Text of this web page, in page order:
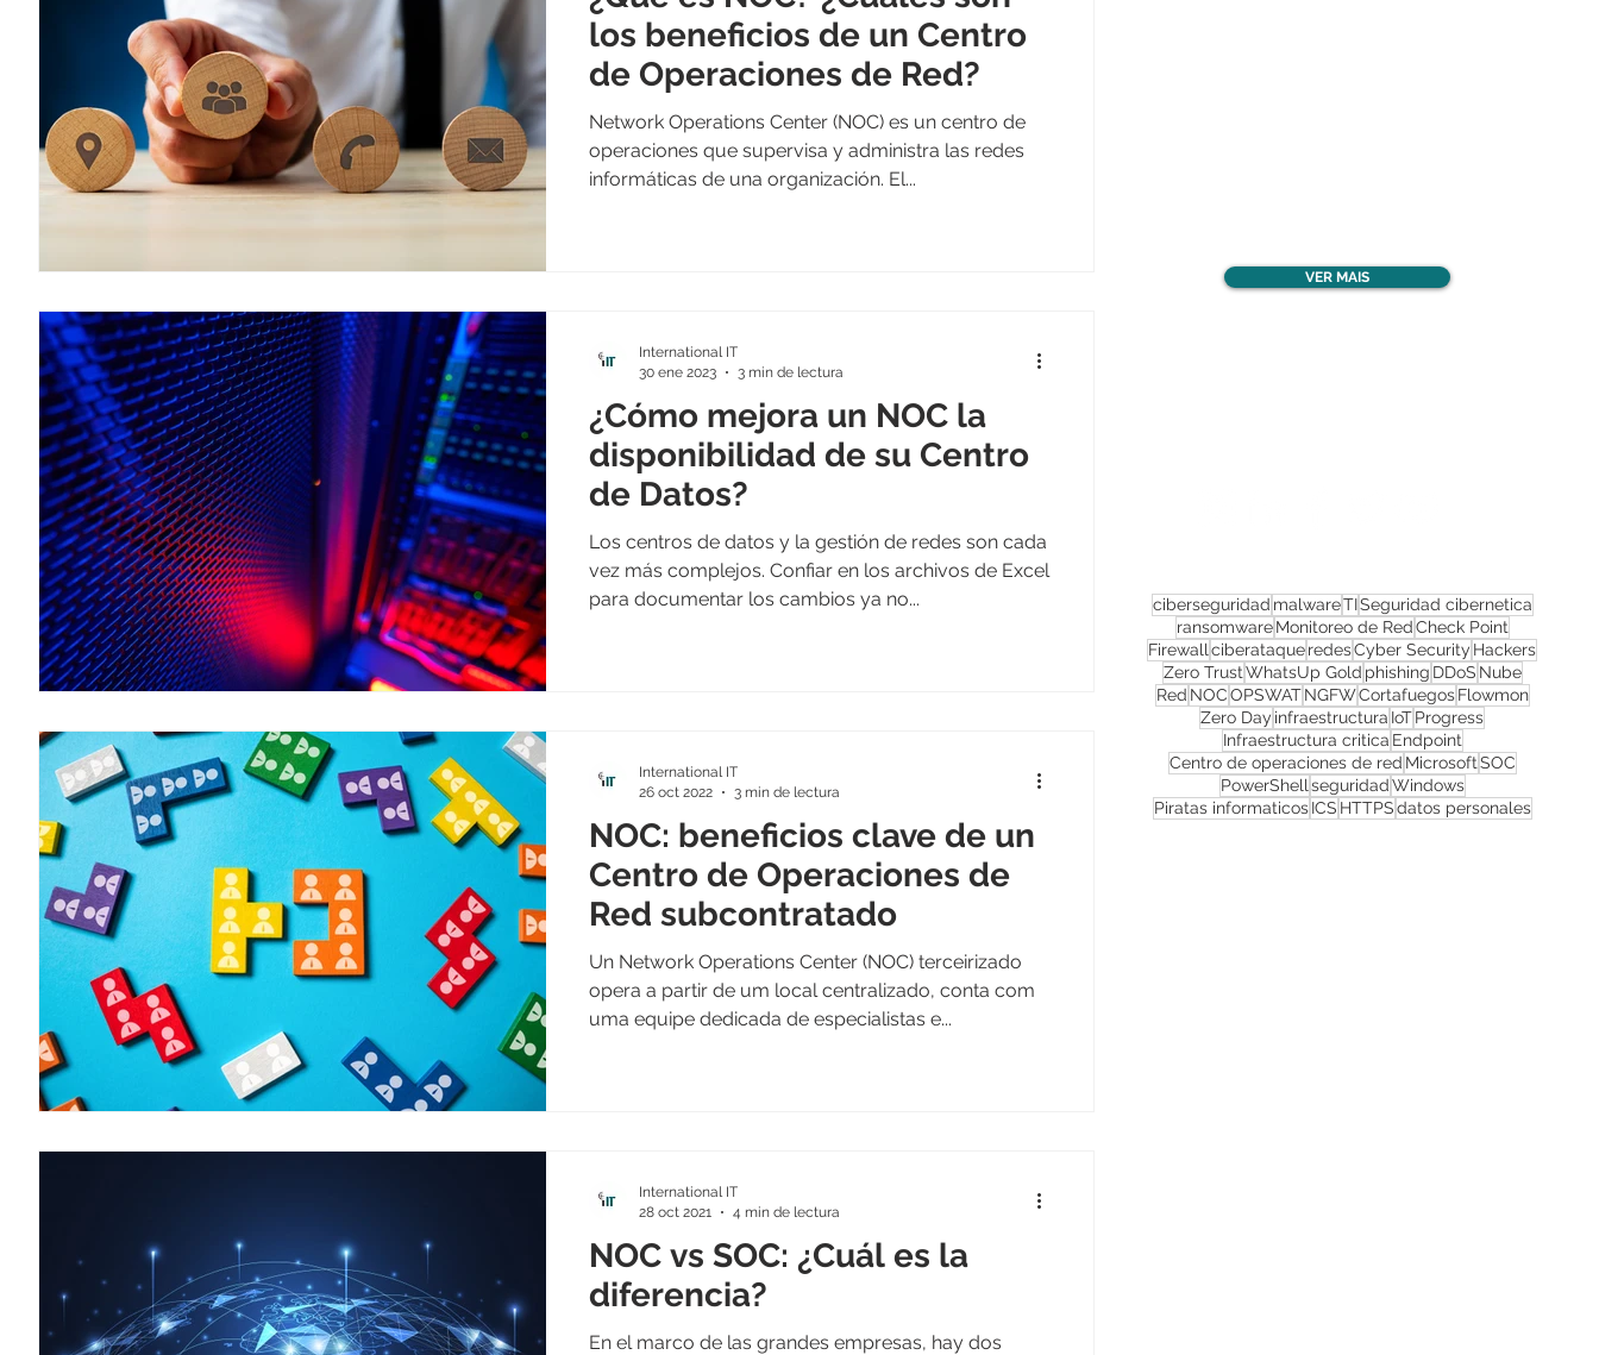
los beneficios de un Centro
de Operaciones de Red?
Network Operations Center (NOC) es un centro de
operaciones que supervisa y administra las redes
informáticas de una organización. El...
¿Cómo mejora un NOC la
disponibilidad de su Centro
de Datos?
Los centros de datos y la gestión de redes son cada
vez más complejos. Confiar en los archivos de Excel
para documentar los cambios ya no...
International IT
30 ene 2023
3 min de lectura
NOC: beneficios clave de un
Centro de Operaciones de
Red subcontratado
Un Network Operations Center (NOC) terceirizado
opera a partir de um local centralizado, conta com
uma equipe dedicada de especialistas e...
International IT
26 oct 2022
3 min de lectura
NOC vs SOC: ¿Cuál es la
diferencia?
En el marco de las grandes empresas, hay dos
International IT
28 oct 2021
4 min de lectura
VER MAIS
ciberseguridad malwareTISeguridad cibernetica
ransomware Monitoreo de RedCheck Point
Firewall ciberataqueredesCyber Security Hackers
Zero TrustWhatsUp Gold phishing DDoS Nube
Red NOCOPSWAT NGFWCortafuegos Flowmon
Zero Day infraestructura IoTProgress
Infraestructura critica Endpoint
Centro de operaciones de red MicrosoftSOC
PowerShell seguridadWindows
Piratas informaticos ICS HTTPSdatos personales